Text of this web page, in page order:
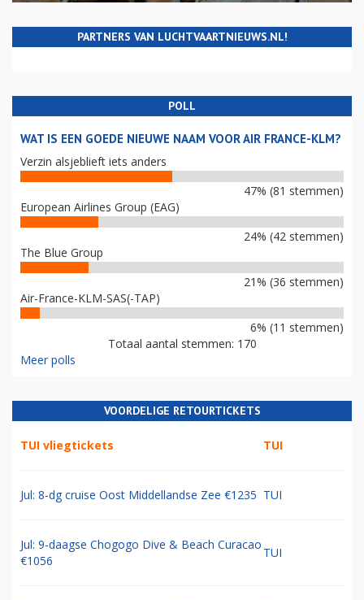
PARTNERS VAN LUCHTVAARTNIEUWS.NL!
POLL
WAT IS EEN GOEDE NIEUWE NAAM VOOR AIR FRANCE-KLM?
Verzin alsjeblieft iets anders
47% (81 stemmen)
European Airlines Group (EAG)
24% (42 stemmen)
The Blue Group
21% (36 stemmen)
Air-France-KLM-SAS(-TAP)
6% (11 stemmen)
Totaal aantal stemmen: 170
Meer polls
VOORDELIGE RETOURTICKETS
TUI vliegtickets TUI
Jul: 8-dg cruise Oost Middellandse Zee €1235 TUI
Jul: 9-daagse Chogogo Dive & Beach Curacao
€1056
TUI